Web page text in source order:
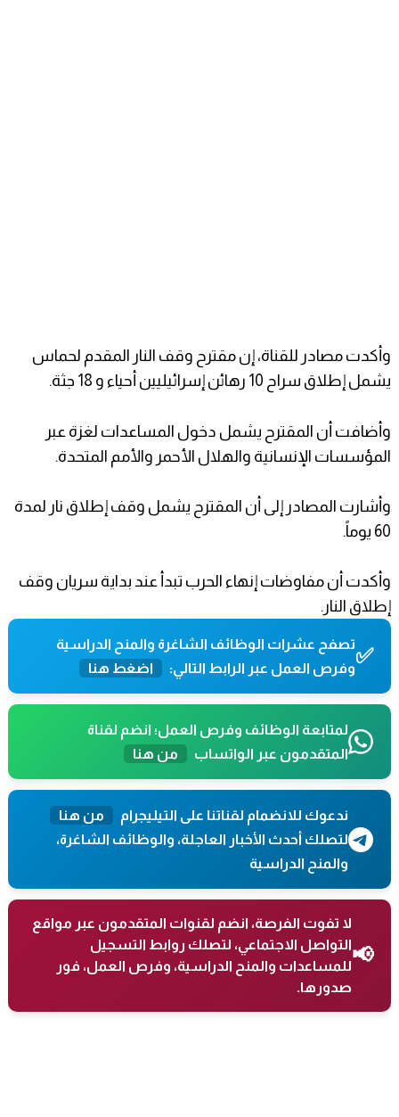
وأكدت مصادر للقناة، إن مقترح وقف النار المقدم لحماس
يشمل إطلاق سراح 10 رهائن إسرائيليين أحياء و 18 جثة.
وأضافت أن المقترح يشمل دخول المساعدات لغزة عبر
المؤسسات الإنسانية والهلال الأحمر والأمم المتحدة.
وأشارت المصادر إلى أن المقترح يشمل وقف إطلاق نار لمدة
60 يوماً.
وأكدت أن مفاوضات إنهاء الحرب تبدأ عند بداية سريان وقف
إطلاق النار.
✅تصفح عشرات الوظائف الشاغرة والمنح الدراسية
وفرص العمل عبر الرابط التالي:
اضغط هنا
لمتابعة الوظائف وفرص العمل؛ انضم لقناة
المتقدمون عبر الواتساب
من هنا
ندعوك للانضمام لقناتنا على التيليجرام
من هنا
لتصلك أحدث الأخبار العاجلة، والوظائف الشاغرة،
والمنح الدراسية
📢
لا تفوت الفرصة، انضم لقنوات المتقدمون عبر مواقع
التواصل الاجتماعي، لتصلك روابط التسجيل
للمساعدات والمنح الدراسية، وفرص العمل، فور
صدورها.